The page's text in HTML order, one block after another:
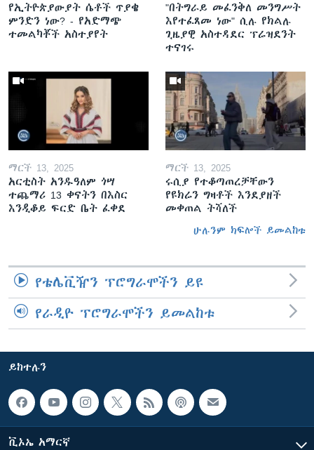
የኢትዮጵያውያት ሴቶች ጥያቄ
ምንድን ነው? - የአድማጭ
ተመልካቾች አስተያየት
"በትግራይ መፈንቅለ መንግሥት
እየተፈጸመ ነው" ሲሉ የክልሉ
ጊዜያዊ አስተዳደር ፕሬዝደንት
ተናገሩ
ማርች 13, 2025
አርቲስት አንዱዓለም ጎሣ
ተጨማሪ 13 ቀናትን በእስር
እንዲቆይ ፍርድ ቤት ፈቀደ
ማርች 13, 2025
ሩሲያ የተቆጣጠረቻቸውን
የዩክሬን ግዛቶች እንደያዘች
መቀጠል ትሻለች
ሁሉንም ክፍሎች ይመልከቱ
የቴሌቪዥን ፕሮግራሞችን ይዩ
የራዲዮ ፕሮግራሞችን ይመልከቱ
ይከተሉን
ቪኦኤ አማርኛ